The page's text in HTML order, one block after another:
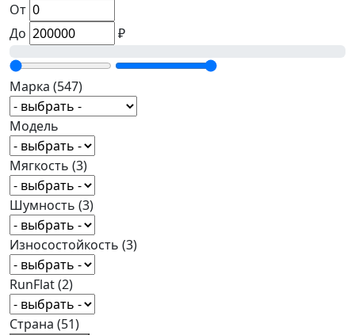
От
До
₽
Марка (547)
Модель
Мягкость (3)
Шумность (3)
Износостойкость (3)
RunFlat(2)
Страна (51)